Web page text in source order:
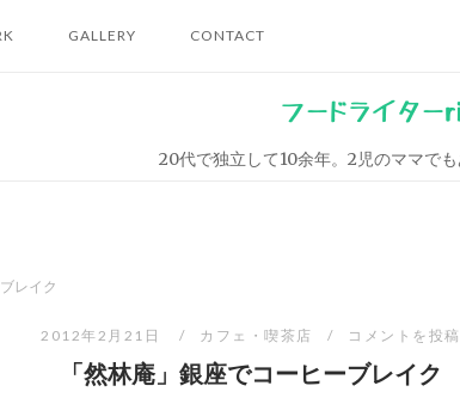
GALLERY CONTACT
フードライター
20代で独立して10余年。2児のママで
レイク
2012年2月21日 カフェ・喫茶店 コメントを投稿
「然林庵」銀座でコーヒーブレイク